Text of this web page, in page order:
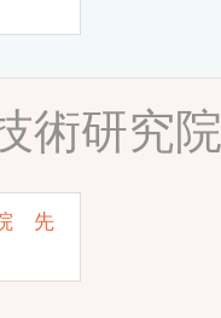
術研究
先